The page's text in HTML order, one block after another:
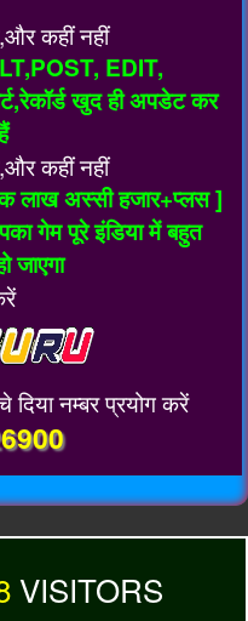
कहीं नहीं
EDIT,
खुद ही अपडेट कर
कहीं नहीं
लाख अस्सी हजार+प्लस ]
गेम पूरे इंडिया में बहुत
जाएगा
नम्बर प्रयोग करें
VISITORS